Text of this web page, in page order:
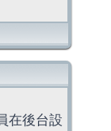
在後台設